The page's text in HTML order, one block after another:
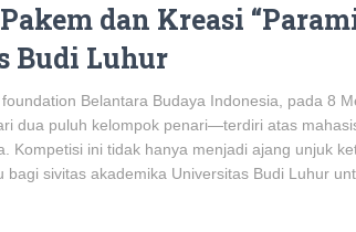
dan Kreasi
Budi Luhur
Belantara Budaya Indonesia, pada 8
dua puluh kelompok penari—terdiri atas
Kompetisi ini tidak hanya menjadi ajang unjuk
bagi sivitas akademika Universitas Budi Luhur